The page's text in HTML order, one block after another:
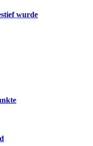
wurde